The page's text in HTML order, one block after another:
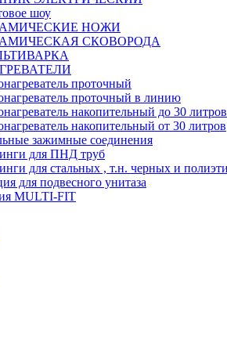
шоу
НОЖИ
СКОВОРОДА
проточный
проточный в линию
накопительный до 30 литров
накопительный от 30 литров
зажимные соединения
для ПНД труб
для стальных , т.н. черных и
для подвесного унитаза
MULTI-FIT